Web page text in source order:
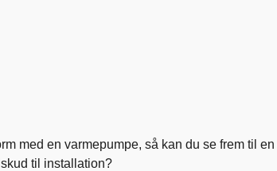
med en varmepumpe, så kan du se frem til
til installation?